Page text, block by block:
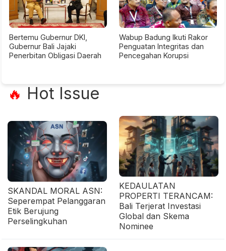
Bertemu Gubernur DKI,
Gubernur Bali Jajaki
Penerbitan Obligasi Daerah
Wabup Badung Ikuti Rakor
Penguatan Integritas dan
Pencegahan Korupsi
🔥 Hot Issue
SKANDAL MORAL ASN:
Seperempat Pelanggaran
Etik Berujung
Perselingkuhan
KEDAULATAN
PROPERTI TERANCAM:
Bali Terjerat Investasi
Global dan Skema
Nominee